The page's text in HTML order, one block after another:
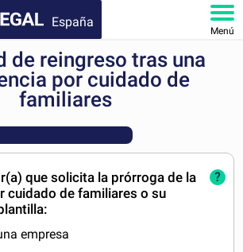
España
Menú
de reingreso tras una
por cuidado de
familiares
que solicita la prórroga de la
cuidado de familiares o su
empresa
?